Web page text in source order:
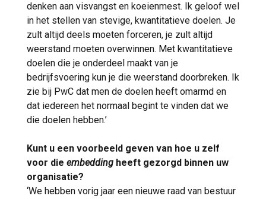
denken aan visvangst en koeienmest. Ik geloof wel
in het stellen van stevige, kwantitatieve doelen. Je
zult altijd deels moeten forceren, je zult altijd
weerstand moeten overwinnen. Met kwantitatieve
doelen die je onderdeel maakt van je
bedrijfsvoering kun je die weerstand doorbreken. Ik
zie bij PwC dat men de doelen heeft omarmd en
dat iedereen het normaal begint te vinden dat we
die doelen hebben.’
Kunt u een voorbeeld geven van hoe u zelf
voor die embedding heeft gezorgd binnen uw
organisatie?
‘We hebben vorig jaar een nieuwe raad van bestuur